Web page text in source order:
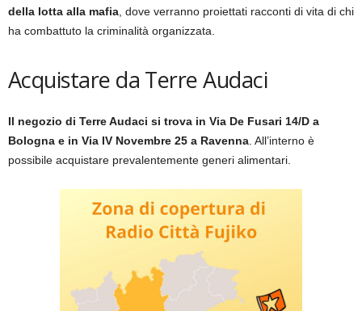
della lotta alla mafia, dove verranno proiettati racconti di vita di chi
ha combattuto la criminalità organizzata.
Acquistare da Terre Audaci
Il negozio di Terre Audaci si trova in Via De Fusari 14/D a
Bologna e in Via IV Novembre 25 a Ravenna. All’interno è
possibile acquistare prevalentemente generi alimentari.